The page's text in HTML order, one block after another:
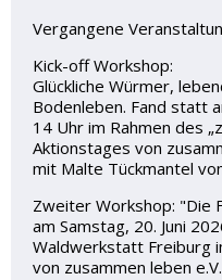
Vergangene
Kick-off Workshop:
Glückliche Würmer,
Bodenleben. Fand statt
14 Uhr im Rahmen des
Aktionstages von
mit Malte Tückmantel
Zweiter Workshop: "Die
am Samstag, 20. Juni
Waldwerkstatt Freiburg
von zusammen leben e.V.